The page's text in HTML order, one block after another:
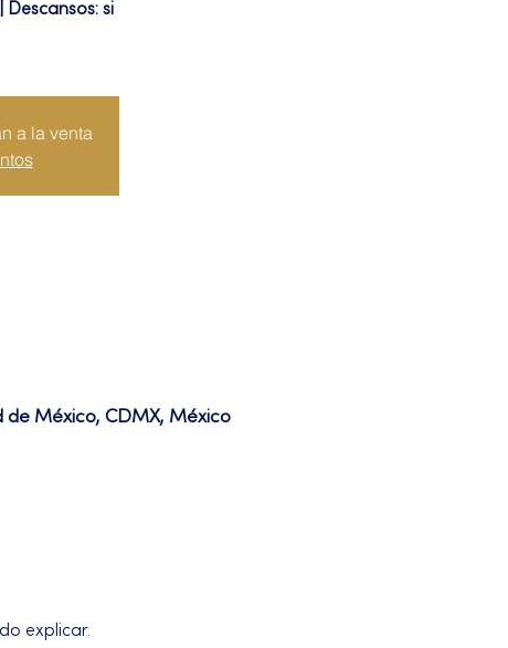
Descansos: si
a la venta
de México, CDMX, México
explicar.